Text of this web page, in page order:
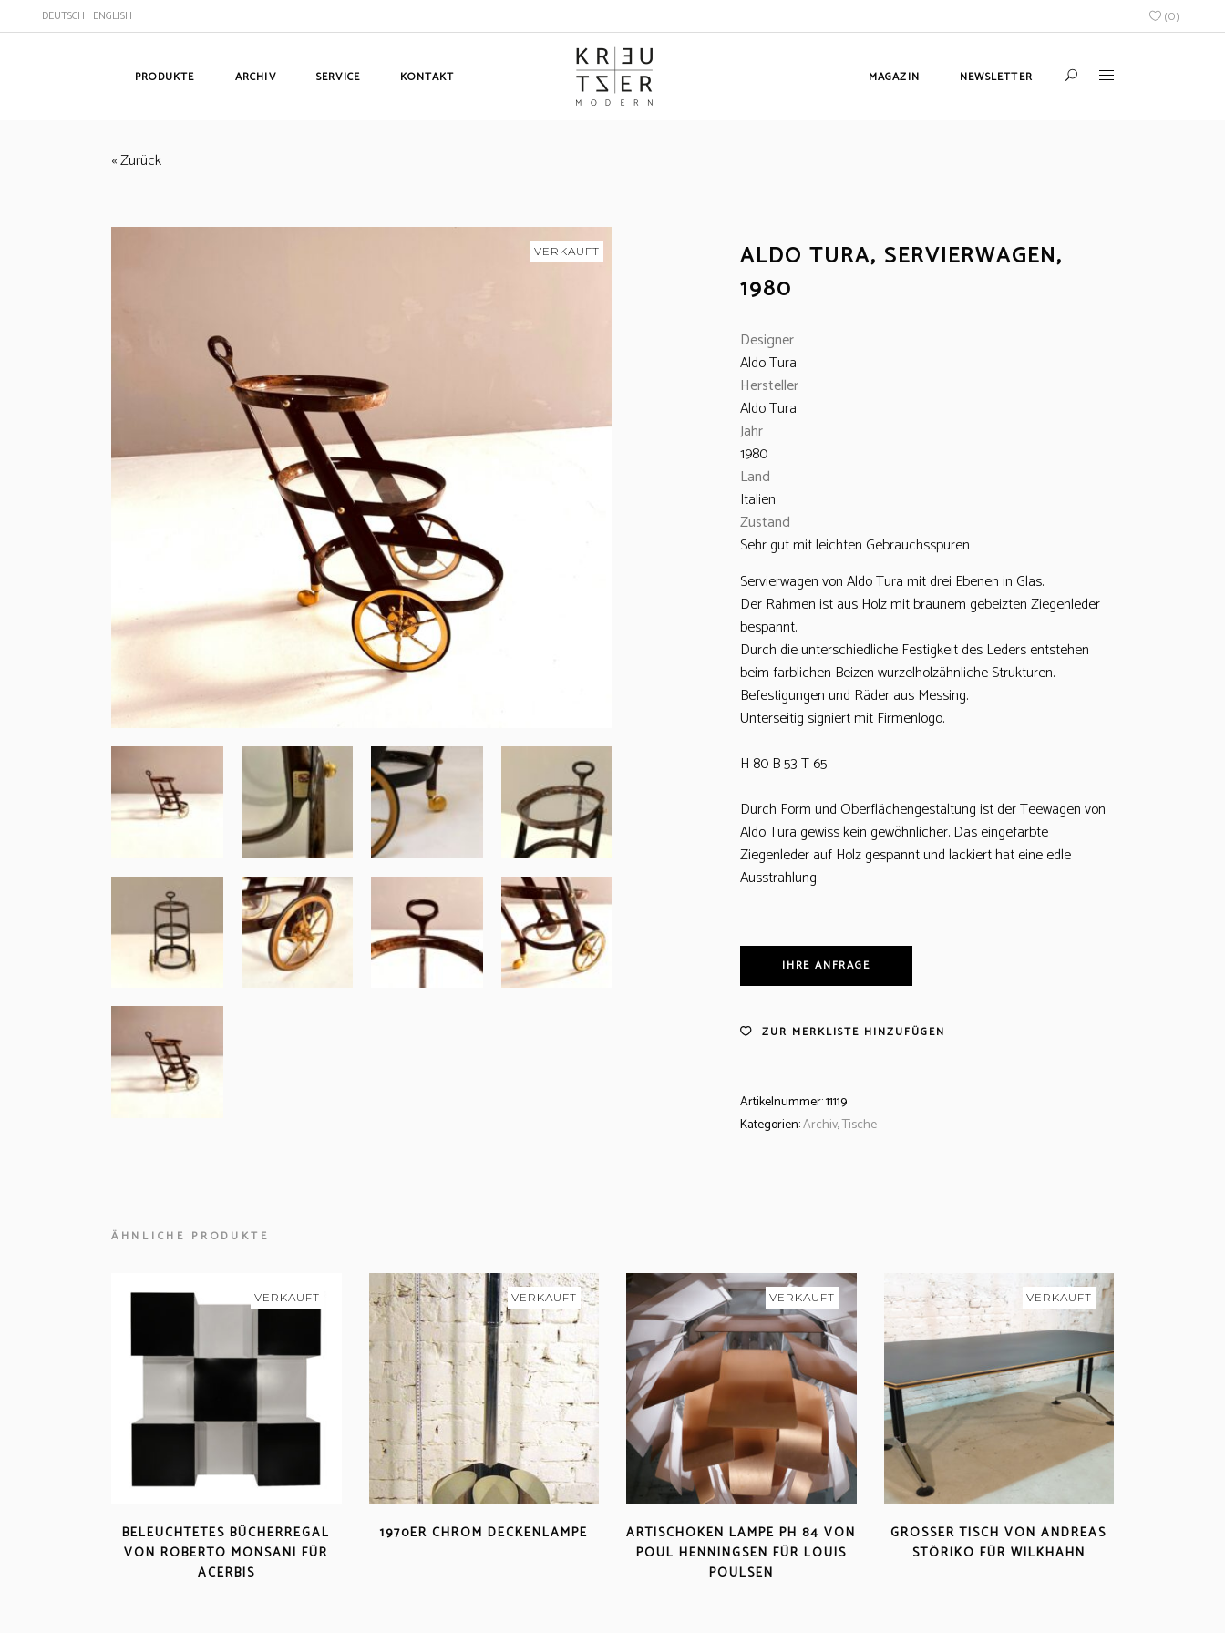
DEUTSCH ENGLISH (0)
PRODUKTE ARCHIV SERVICE KONTAKT MAGAZIN NEWSLETTER
« Zurück
VERKAUFT
ALDO TURA, SERVIERWAGEN,
1980
Designer
Aldo Tura
Hersteller
Aldo Tura
Jahr
1980
Land
Italien
Zustand
Sehr gut mit leichten Gebrauchsspuren
Servierwagen von Aldo Tura mit drei Ebenen in Glas.
Der Rahmen ist aus Holz mit braunem gebeizten Ziegenleder
bespannt.
Durch die unterschiedliche Festigkeit des Leders entstehen
beim farblichen Beizen wurzelholzähnliche Strukturen.
Befestigungen und Räder aus Messing.
Unterseitig signiert mit Firmenlogo.
H 80 B 53 T 65
Durch Form und Oberflächengestaltung ist der Teewagen von
Aldo Tura gewiss kein gewöhnlicher. Das eingefärbte
Ziegenleder auf Holz gespannt und lackiert hat eine edle
Ausstrahlung.
IHRE ANFRAGE
ZUR MERKLISTE HINZUFÜGEN
Artikelnummer:11119
Kategorien:Archiv,Tische
ÄHNLICHE PRODUKTE
VERKAUFT
BELEUCHTETES BÜCHERREGAL
VON ROBERTO MONSANI FÜR
ACERBIS
VERKAUFT
1970ER CHROM DECKENLAMPE
VERKAUFT
ARTISCHOKEN LAMPE PH 84 VON
POUL HENNINGSEN FÜR LOUIS
POULSEN
VERKAUFT
GROSSER TISCH VON ANDREAS S
TÖRIKO FÜR WILKHAHN